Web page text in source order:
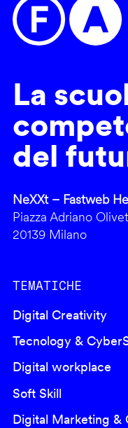
La
del
NeXXt – Fastweb
Piazza Adriano
20139 Milano
TEMATICHE
Digital Creativity
Tecnology &
Digital workplace
Soft Skill
Digital Marketing &